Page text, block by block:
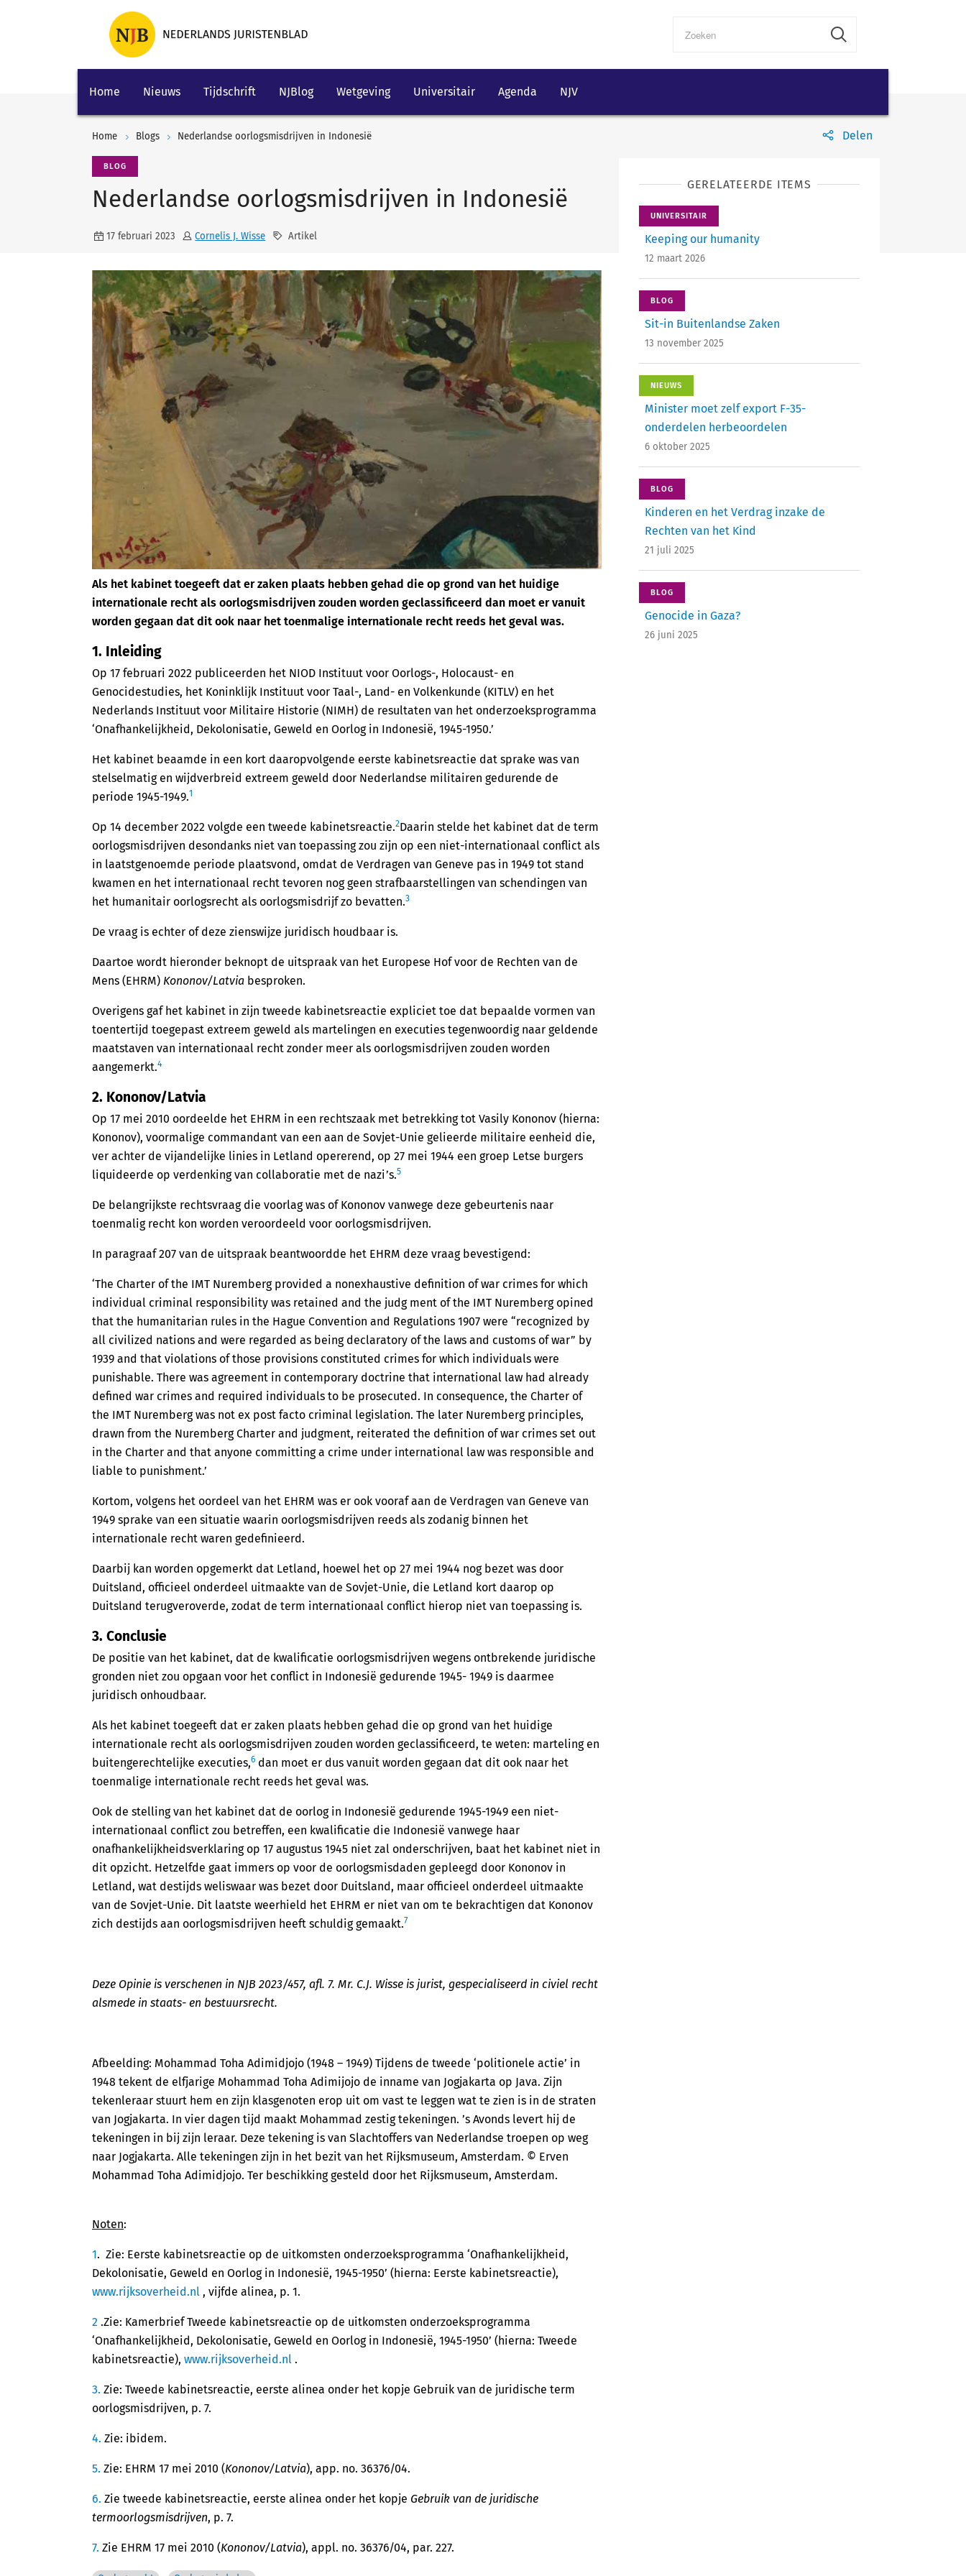
Home Nieuws Tijdschrift NJBlog Wetgeving Universitair Agenda NJV
Home Blogs Nederlandse oorlogsmisdrijven in Indonesië Delen
BLOG
Nederlandse oorlogsmisdrijven in Indonesië
17 februari 2023 Cornelis J. Wisse Artikel
Als het kabinet toegeeft dat er zaken plaats hebben gehad die op grond van het huidige
internationale recht als oorlogsmisdrijven zouden worden geclassificeerd dan moet er vanuit
worden gegaan dat dit ook naar het toenmalige internationale recht reeds het geval was.
1. Inleiding
Op 17 februari 2022 publiceerden het NIOD Instituut voor Oorlogs-, Holocaust- en
Genocidestudies, het Koninklijk Instituut voor Taal-, Land- en Volkenkunde (KITLV) en het
Nederlands Instituut voor Militaire Historie (NIMH) de resultaten van het onderzoeksprogramma
‘Onafhankelijkheid, Dekolonisatie, Geweld en Oorlog in Indonesië, 1945-1950.’
Het kabinet beaamde in een kort daaropvolgende eerste kabinetsreactie dat sprake was van
stelselmatig en wijdverbreid extreem geweld door Nederlandse militairen gedurende de
periode 1945-1949.1
Op 14 december 2022 volgde een tweede kabinetsreactie.2Daarin stelde het kabinet dat de term
oorlogsmisdrijven desondanks niet van toepassing zou zijn op een niet-internationaal conflict als
in laatstgenoemde periode plaatsvond, omdat de Verdragen van Geneve pas in 1949 tot stand
kwamen en het internationaal recht tevoren nog geen strafbaarstellingen van schendingen van
het humanitair oorlogsrecht als oorlogsmisdrijf zo bevatten.3
De vraag is echter of deze zienswijze juridisch houdbaar is.
Daartoe wordt hieronder beknopt de uitspraak van het Europese Hof voor de Rechten van de
Mens (EHRM) Kononov/Latvia besproken.
Overigens gaf het kabinet in zijn tweede kabinetsreactie expliciet toe dat bepaalde vormen van
toentertijd toegepast extreem geweld als martelingen en executies tegenwoordig naar geldende
maatstaven van internationaal recht zonder meer als oorlogsmisdrijven zouden worden
aangemerkt.4
2. Kononov/Latvia
Op 17 mei 2010 oordeelde het EHRM in een rechtszaak met betrekking tot Vasily Kononov (hierna:
Kononov), voormalige commandant van een aan de Sovjet-Unie gelieerde militaire eenheid die,
ver achter de vijandelijke linies in Letland opererend, op 27 mei 1944 een groep Letse burgers
liquideerde op verdenking van collaboratie met de nazi’s.5
De belangrijkste rechtsvraag die voorlag was of Kononov vanwege deze gebeurtenis naar
toenmalig recht kon worden veroordeeld voor oorlogsmisdrijven.
In paragraaf 207 van de uitspraak beantwoordde het EHRM deze vraag bevestigend:
‘The Charter of the IMT Nuremberg provided a nonexhaustive definition of war crimes for which
individual criminal responsibility was retained and the judg ment of the IMT Nuremberg opined
that the humanitarian rules in the Hague Convention and Regulations 1907 were “recognized by
all civilized nations and were regarded as being declaratory of the laws and customs of war” by
1939 and that violations of those provisions constituted crimes for which individuals were
punishable. There was agreement in contemporary doctrine that international law had already
defined war crimes and required individuals to be prosecuted. In consequence, the Charter of
the IMT Nuremberg was not ex post facto criminal legislation. The later Nuremberg principles,
drawn from the Nuremberg Charter and judgment, reiterated the definition of war crimes set out
in the Charter and that anyone committing a crime under international law was responsible and
liable to punishment.’
Kortom, volgens het oordeel van het EHRM was er ook vooraf aan de Verdragen van Geneve van
1949 sprake van een situatie waarin oorlogsmisdrijven reeds als zodanig binnen het
internationale recht waren gedefinieerd.
Daarbij kan worden opgemerkt dat Letland, hoewel het op 27 mei 1944 nog bezet was door
Duitsland, officieel onderdeel uitmaakte van de Sovjet-Unie, die Letland kort daarop op
Duitsland terugveroverde, zodat de term internationaal conflict hierop niet van toepassing is.
3. Conclusie
De positie van het kabinet, dat de kwalificatie oorlogsmisdrijven wegens ontbrekende juridische
gronden niet zou opgaan voor het conflict in Indonesië gedurende 1945- 1949 is daarmee
juridisch onhoudbaar.
Als het kabinet toegeeft dat er zaken plaats hebben gehad die op grond van het huidige
internationale recht als oorlogsmisdrijven zouden worden geclassificeerd, te weten: marteling en
buitengerechtelijke executies,6 dan moet er dus vanuit worden gegaan dat dit ook naar het
toenmalige internationale recht reeds het geval was.
Ook de stelling van het kabinet dat de oorlog in Indonesië gedurende 1945-1949 een niet-
internationaal conflict zou betreffen, een kwalificatie die Indonesië vanwege haar
onafhankelijkheidsverklaring op 17 augustus 1945 niet zal onderschrijven, baat het kabinet niet in
dit opzicht. Hetzelfde gaat immers op voor de oorlogsmisdaden gepleegd door Kononov in
Letland, wat destijds weliswaar was bezet door Duitsland, maar officieel onderdeel uitmaakte
van de Sovjet-Unie. Dit laatste weerhield het EHRM er niet van om te bekrachtigen dat Kononov
zich destijds aan oorlogsmisdrijven heeft schuldig gemaakt.7
Deze Opinie is verschenen in NJB 2023/457, afl. 7. Mr. C.J. Wisse is jurist, gespecialiseerd in civiel recht
alsmede in staats- en bestuursrecht.
Afbeelding: Mohammad Toha Adimidjojo (1948 – 1949) Tijdens de tweede ‘politionele actie’ in
1948 tekent de elfjarige Mohammad Toha Adimijojo de inname van Jogjakarta op Java. Zijn
tekenleraar stuurt hem en zijn klasgenoten erop uit om vast te leggen wat te zien is in de straten
van Jogjakarta. In vier dagen tijd maakt Mohammad zestig tekeningen. ’s Avonds levert hij de
tekeningen in bij zijn leraar. Deze tekening is van Slachtoffers van Nederlandse troepen op weg
naar Jogjakarta. Alle tekeningen zijn in het bezit van het Rijksmuseum, Amsterdam. © Erven
Mohammad Toha Adimidjojo. Ter beschikking gesteld door het Rijksmuseum, Amsterdam.
Noten:
1. Zie: Eerste kabinetsreactie op de uitkomsten onderzoeksprogramma ‘Onafhankelijkheid,
Dekolonisatie, Geweld en Oorlog in Indonesië, 1945-1950’ (hierna: Eerste kabinetsreactie),
www.rijksoverheid.nl , vijfde alinea, p. 1.
2 .Zie: Kamerbrief Tweede kabinetsreactie op de uitkomsten onderzoeksprogramma
‘Onafhankelijkheid, Dekolonisatie, Geweld en Oorlog in Indonesië, 1945-1950’ (hierna: Tweede
kabinetsreactie), www.rijksoverheid.nl .
3. Zie: Tweede kabinetsreactie, eerste alinea onder het kopje Gebruik van de juridische term
oorlogsmisdrijven, p. 7.
4. Zie: ibidem.
5. Zie: EHRM 17 mei 2010 (Kononov/Latvia), app. no. 36376/04.
6. Zie tweede kabinetsreactie, eerste alinea onder het kopje Gebruik van de juridische
termoorlogsmisdrijven, p. 7.
7. Zie EHRM 17 mei 2010 (Kononov/Latvia), appl. no. 36376/04, par. 227.
GERELATEERDE ITEMS
UNIVERSITAIR
Keeping our humanity
12 maart 2026
BLOG
Sit-in Buitenlandse Zaken
13 november 2025
NIEUWS
Minister moet zelf export F-35-
onderdelen herbeoordelen
6 oktober 2025
BLOG
Kinderen en het Verdrag inzake de
Rechten van het Kind
21 juli 2025
BLOG
Genocide in Gaza?
26 juni 2025